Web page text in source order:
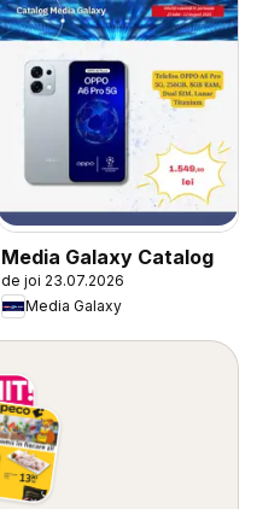
Media Galaxy Catalog
de joi 23.07.2026
Media Galaxy